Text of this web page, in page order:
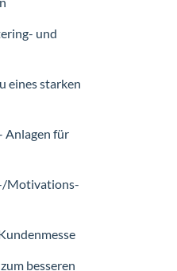
und
eines starken
Anlagen für
Motivations-
besseren